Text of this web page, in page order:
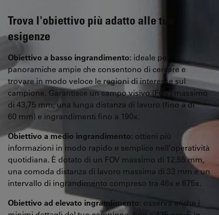
Trova l'obiettivo più adatto alle tue
esigenze
Obiettivo a basso ingrandimento: ideale per
panoramiche ampie che consentono di cercare e
trovare in modo veloce le regioni di interesse sul
campione. Garantisce un campo visivo (FOV) massimo
di 43,75 mm, una lunga distanza di lavoro (fino a di
60 mm) e ingrandimenti fino a 190x.
Obiettivo a medio ingrandimento: ottieni più
informazioni in modo rapido e semplice nell’operatività
quotidiana. È dotato di un FOV massimo di 12,55 mm,
una comoda distanza di lavoro massima di 33 mm e un
intervallo di ingrandimento compreso tra 46x e 675x.
Obiettivo ad elevato ingrandimento: osserva anche i